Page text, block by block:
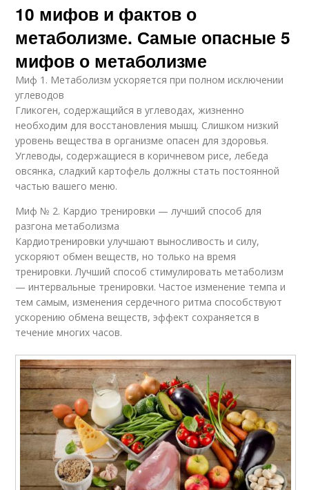
10 мифов и фактов о
метаболизме. Самые опасные 5
мифов о метаболизме
Миф 1. Метаболизм ускоряется при полном исключении
углеводов
Гликоген, содержащийся в углеводах, жизненно
необходим для восстановления мышц. Слишком низкий
уровень вещества в организме опасен для здоровья.
Углеводы, содержащиеся в коричневом рисе, лебеда
овсянка, сладкий картофель должны стать постоянной
частью вашего меню.
Миф № 2. Кардио тренировки — лучший способ для
разгона метаболизма
Кардиотренировки улучшают выносливость и силу,
ускоряют обмен веществ, но только на время
тренировки. Лучший способ стимулировать метаболизм
— интервальные тренировки. Частое изменение темпа и
тем самым, изменения сердечного ритма способствуют
ускорению обмена веществ, эффект сохраняется в
течение многих часов.